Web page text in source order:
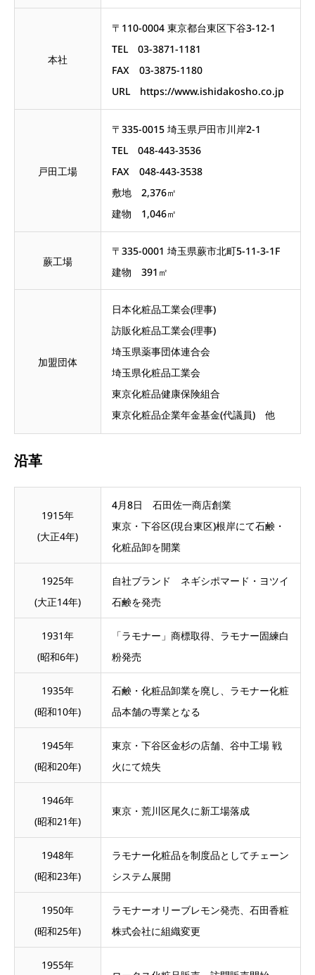
本社
〒110-0004 東京都台東区下谷3-12-1
TEL 03-3871-1181
FAX 03-3875-1180
URL https://www.ishidakosho.co.jp
戸田工場
〒335-0015 埼玉県戸田市川岸2-1
TEL 048-443-3536
FAX 048-443-3538
敷地 2,376㎡
建物 1,046㎡
蕨工場
〒335-0001 埼玉県蕨市北町5-11-3-1F
建物 391㎡
加盟団体
日本化粧品工業会(理事)
訪販化粧品工業会(理事)
埼玉県薬事団体連合会
埼玉県化粧品工業会
東京化粧品健康保険組合
東京化粧品企業年金基金(代議員) 他
沿革
1915年
(大正4年)
4月8日 石田佐一商店創業
東京・下谷区(現台東区)根岸にて石鹸・
化粧品卸を開業
1925年
(大正14年)
自社ブランド ネギシポマード・ヨツイ
石鹸を発売
1931年
(昭和6年)
「ラモナー」商標取得、ラモナー固練白
粉発売
1935年
(昭和10年)
石鹸・化粧品卸業を廃し、ラモナー化粧
品本舗の専業となる
1945年
(昭和20年)
東京・下谷区金杉の店舗、谷中工場 戦
火にて焼失
1946年
(昭和21年)
東京・荒川区尾久に新工場落成
1948年
(昭和23年)
ラモナー化粧品を制度品としてチェーン
システム展開
1950年
(昭和25年)
ラモナーオリーブレモン発売、石田香粧
株式会社に組織変更
1955年